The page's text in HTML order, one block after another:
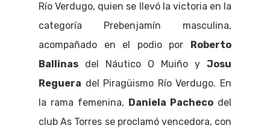
Río Verdugo, quien se llevó la victoria en la
categoría Prebenjamín masculina,
acompañado en el podio por Roberto
Ballinas del Náutico O Muiño y Josu
Reguera del Piragüismo Río Verdugo. En
la rama femenina, Daniela Pacheco del
club As Torres se proclamó vencedora, con